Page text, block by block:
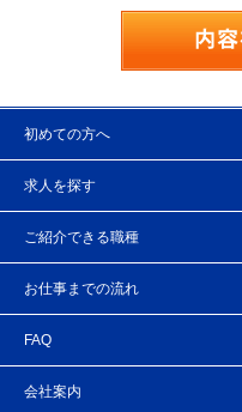
初めての方へ
求人を探す
ご紹介できる職種
お仕事までの流れ
FAQ
会社案内